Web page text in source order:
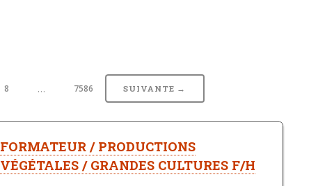
8 … 7586 SUIVANTE →
FORMATEUR / PRODUCTIONS
VÉGÉTALES / GRANDES CULTURES F/H